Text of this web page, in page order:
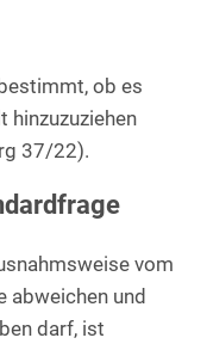
ob es
hinzuzuziehen
37/22).
vom
abweichen und
darf, ist